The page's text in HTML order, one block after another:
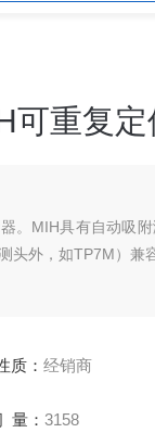
可重复定
。MIH具有自动吸
头外，如TP7M）兼
质： 经销商
量： 3158